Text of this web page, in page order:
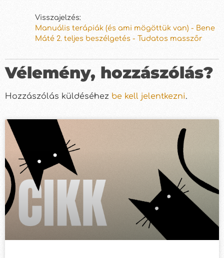
Visszajelzés:
Manuális terápiák (és ami mögöttük van) - Bene
Máté 2. teljes beszélgetés - Tudatos masszőr
Vélemény, hozzászólás?
Hozzászólás küldéséhez be kell jelentkezni.